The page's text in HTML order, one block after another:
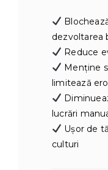
dezvoltarea
Reduce
Menține
limitează
lucrări
Ușor de
culturi